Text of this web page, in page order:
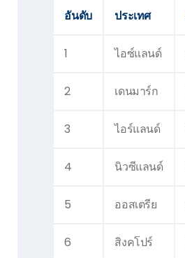
อันดับ ประเทศ
1 ไอซ์แลนด์
2 เดนมาร์ก
3 ไอร์แลนด์
4 นิวซีแลนด์
5 ออสเตรีย
6 สิงคโปร์